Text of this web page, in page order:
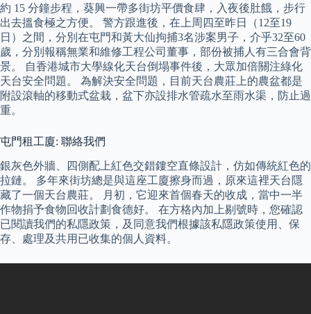
約 15 分鐘步程，葵興一帶多街坊平價食肆，入夜後肚餓，步行
出去搵食極之方便。 警方跟進後，在上周四至昨日（12至19
日）之間，分別在屯門和黃大仙拘捕3名涉案男子，介乎32至60
歲，分別報稱無業和維修工程公司董事，部份被捕人有三合會背
景。 自香港城市大學線化天台倒塌事件後，大眾加倍關注綠化
天台安全問題。 為解決安全問題，目前天台農莊上的農盆都是
附設滾軸的移動式盆栽，盆下亦設排水管疏水至雨水渠，防止過
重。
屯門租工廈: 聯絡我們
銀灰色外牆、四側配上紅色交錯鏤空直條設計，仿如傳統紅色的
拉鏈。 多年來街坊總是與這座工廈擦身而過，原來這裡天台隱
藏了一個天台農莊。 月初，它迎來首個春天的收成，當中一半
作物捐予食物回收計劃食德好。 在方格內加上剔號時，您確認
已閱讀我們的私隱政策，及同意我們根據該私隱政策使用、保
存、處理及共用已收集的個人資料。